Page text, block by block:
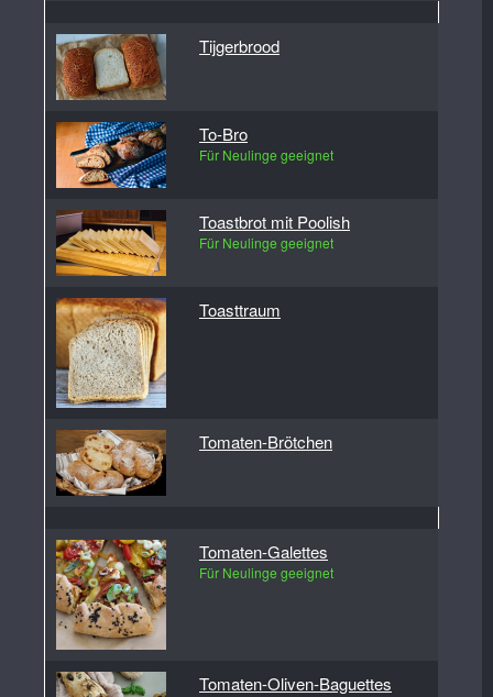
Tijgerbrood
To-Bro
Für Neulinge geeignet
Toastbrot mit Poolish
Für Neulinge geeignet
Toasttraum
Tomaten-Brötchen
Tomaten-Galettes
Für Neulinge geeignet
Tomaten-Oliven-Baguettes